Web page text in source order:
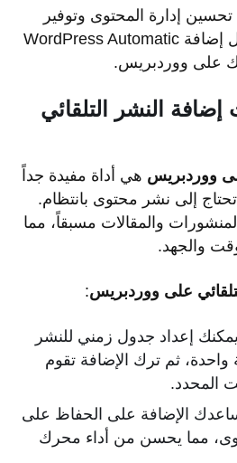
إدارة المحتوى وتوفير
الوقت والجهد، مما يجعل إضافة WordPress Automatic
إضافة النشر التلقائي
ووردبريس هي أداة مفيدة جداً
تحتاج إلى نشر محتوى بانتظام.
والمقالات مسبقاً، مما
والجهد.
على ووردبريس:
يمكنك إعداد جدول زمني للنشر
ثم ترك الإضافة تقوم
المحدد.
الإضافة على الحفاظ على
مما يحسن من أداء محرك